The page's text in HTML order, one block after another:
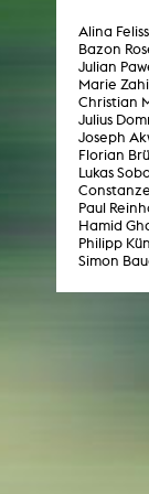
Alina
Bazon
Julian
Marie
Christian
Julius
Joseph
Florian
Lukas
Paul
Hamid
Philipp
Simon